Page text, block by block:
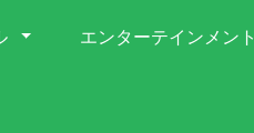
エンターテインメント